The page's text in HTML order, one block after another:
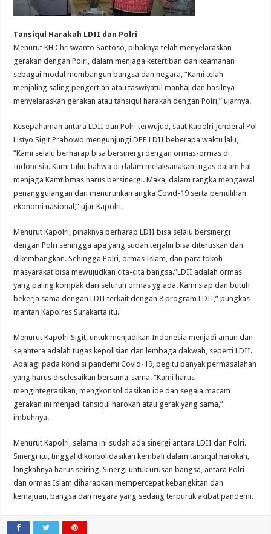
Tansiqul Harakah LDII dan Polri
Menurut KH Chriswanto Santoso, pihaknya telah menyelaraskan
gerakan dengan Polri, dalam menjaga ketertiban dan keamanan
sebagai modal membangun bangsa dan negara, “Kami telah
menjaling saling pengertian atau taswiyatul manhaj dan hasilnya
menyelaraskan gerakan atau tansiqul harakah dengan Polri,” ujarnya.
Kesepahaman antara LDII dan Polri terwujud, saat Kapolri Jenderal Pol
Listyo Sigit Prabowo mengunjungi DPP LDII beberapa waktu lalu,
“Kami selalu berharap bisa bersinergi dengan ormas-ormas di
Indonesia. Kami tahu bahwa di dalam melaksanakan tugas dalam hal
menjaga Kamtibmas harus bersinergi. Maka, dalam rangka mengawal
penanggulangan dan menurunkan angka Covid-19 serta pemulihan
ekonomi nasional,” ujar Kapolri.
Menurut Kapolri, pihaknya berharap LDII bisa selalu bersinergi
dengan Polri sehingga apa yang sudah terjalin bisa diteruskan dan
dikembangkan. Sehingga Polri, ormas Islam, dan para tokoh
masyarakat bisa mewujudkan cita-cita bangsa.”LDII adalah ormas
yang paling kompak dari seluruh ormas yg ada. Kami siap dan butuh
bekerja sama dengan LDII terkait dengan 8 program LDII,” pungkas
mantan Kapolres Surakarta itu.
Menurut Kapolri Sigit, untuk menjadikan Indonesia menjadi aman dan
sejahtera adalah tugas kepolisian dan lembaga dakwah, seperti LDII.
Apalagi pada kondisi pandemi Covid-19, begitu banyak permasalahan
yang harus diselesaikan bersama-sama. “Kami harus
mengintegrasikan, mengkonsolidasikan ide dan segala macam
gerakan ini menjadi tansiqul harokah atau gerak yang sama,”
imbuhnya.
Menurut Kapolri, selama ini sudah ada sinergi antara LDII dan Polri.
Sinergi itu, tinggal dikonsolidasikan kembali dalam tansiqul harokah,
langkahnya harus seiring. Sinergi untuk urusan bangsa, antara Polri
dan ormas Islam diharapkan mempercepat kebangkitan dan
kemajuan, bangsa dan negara yang sedang terpuruk akibat pandemi.